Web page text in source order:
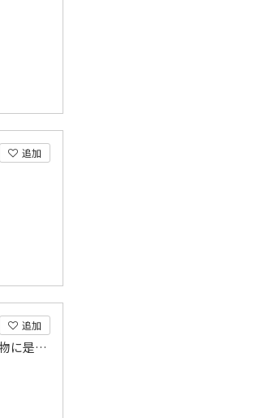
追加
追加
瀬戸豚の精肉をお値打ちに提供しております。お土産や贈り物に是非どうぞ！